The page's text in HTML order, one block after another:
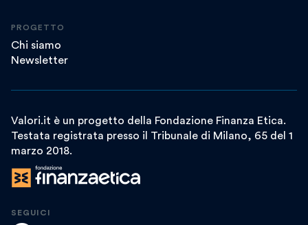
PROGETTO
Chi siamo
Newsletter
Valori.it è un progetto della Fondazione Finanza Etica.
Testata registrata presso il Tribunale di Milano, 65 del 1
marzo 2018.
SEGUICI